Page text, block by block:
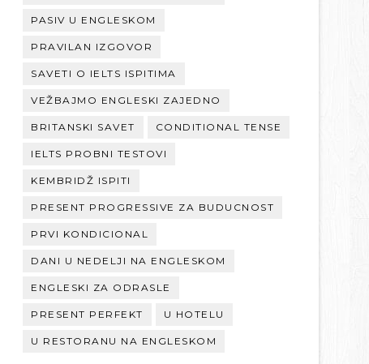
PASIV U ENGLESKOM
PRAVILAN IZGOVOR
SAVETI O IELTS ISPITIMA
VEŽBAJMO ENGLESKI ZAJEDNO
BRITANSKI SAVET CONDITIONAL TENSE
IELTS PROBNI TESTOVI
KEMBRIDŽ ISPITI
PRESENT PROGRESSIVE ZA BUDUCNOST
PRVI KONDICIONAL
DANI U NEDELJI NA ENGLESKOM
ENGLESKI ZA ODRASLE
PRESENT PERFEKT U HOTELU
U RESTORANU NA ENGLESKOM